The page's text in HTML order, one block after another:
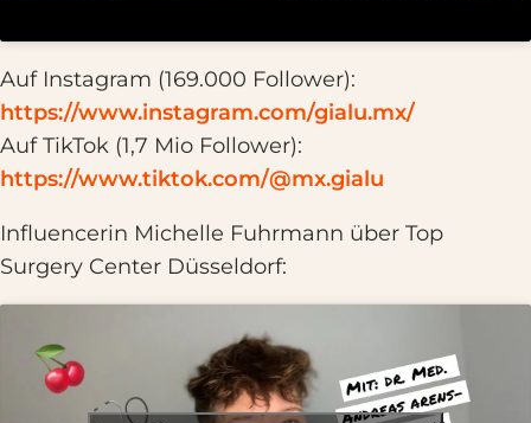
Auf Instagram (169.000 Follower):
https://www.instagram.com/gialu.mx/
Auf TikTok (1,7 Mio Follower):
https://www.tiktok.com/@mx.gialu
Influencerin Michelle Fuhrmann über Top
Surgery Center Düsseldorf: